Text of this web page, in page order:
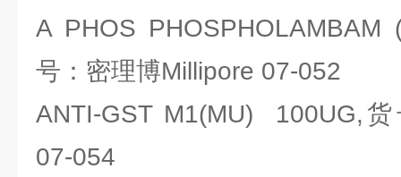
A PHOS
号：密理博Millipore 07-052
ANTI-GST M1(MU) 100UG,
07-054